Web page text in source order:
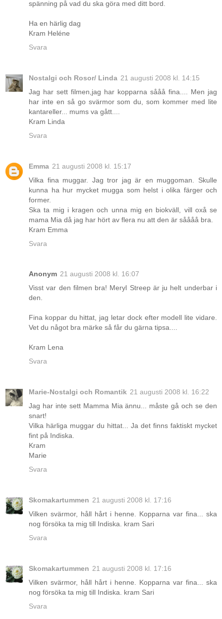
spänning på vad du ska göra med ditt bord.
Ha en härlig dag
Kram Heléne
Svara
Nostalgi och Rosor/ Linda 21 augusti 2008 kl. 14:15
Jag har sett filmen,jag har kopparna sååå fina.... Men jag
har inte en så go svärmor som du, som kommer med lite
kantareller... mums va gått....
Kram Linda
Svara
Emma 21 augusti 2008 kl. 15:17
Vilka fina muggar. Jag tror jag är en muggoman. Skulle
kunna ha hur mycket mugga som helst i olika färger och
former.
Ska ta mig i kragen och unna mig en biokväll, vill oxå se
mama Mia då jag har hört av flera nu att den är såååå bra.
Kram Emma
Svara
Anonym 21 augusti 2008 kl. 16:07
Visst var den filmen bra! Meryl Streep är ju helt underbar i
den.
Fina koppar du hittat, jag letar dock efter modell lite vidare.
Vet du något bra märke så får du gärna tipsa....
Kram Lena
Svara
Marie-Nostalgi och Romantik 21 augusti 2008 kl. 16:22
Jag har inte sett Mamma Mia ännu... måste gå och se den
snart!
Vilka härliga muggar du hittat... Ja det finns faktiskt mycket
fint på Indiska.
Kram
Marie
Svara
Skomakartummen 21 augusti 2008 kl. 17:16
Vilken svärmor, håll hårt i henne. Kopparna var fina... ska
nog försöka ta mig till Indiska. kram Sari
Svara
Skomakartummen 21 augusti 2008 kl. 17:16
Vilken svärmor, håll hårt i henne. Kopparna var fina... ska
nog försöka ta mig till Indiska. kram Sari
Svara